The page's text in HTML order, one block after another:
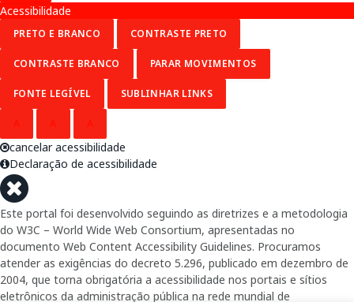
Acessibilidade
PRETO E BRANCO CONTRASTE PRETO
CONTRASTE BRANCO PARAR MOVIMENTOS
FONTE LEGÍVEL SUBLINHAR LINKS
cancelar acessibilidade
Declaração de acessibilidade
Este portal foi desenvolvido seguindo as diretrizes e a metodologia
do W3C – World Wide Web Consortium, apresentadas no
documento Web Content Accessibility Guidelines. Procuramos
atender as exigências do decreto 5.296, publicado em dezembro de
2004, que torna obrigatória a acessibilidade nos portais e sítios
eletrônicos da administração pública na rede mundial de